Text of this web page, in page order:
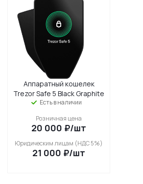
Аппаратный кошелек
Trezor Safe 5 Black Graphite
Есть в наличии
Розничная цена
20 000 ₽/шт
Юридическим лицам (НДС 5%)
21 000 ₽/шт